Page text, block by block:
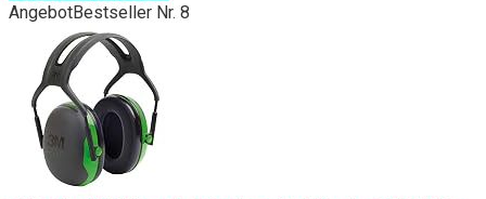
AngebotBestseller Nr. 8